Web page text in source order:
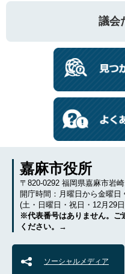
議会
嘉麻市役所
〒820-0292 福岡県嘉麻市岩崎
開庁時間：月曜日から金曜日
(土・日曜日・祝日・12月29
※代表番号はありません。ご
ください。→
ソーシャルメディア